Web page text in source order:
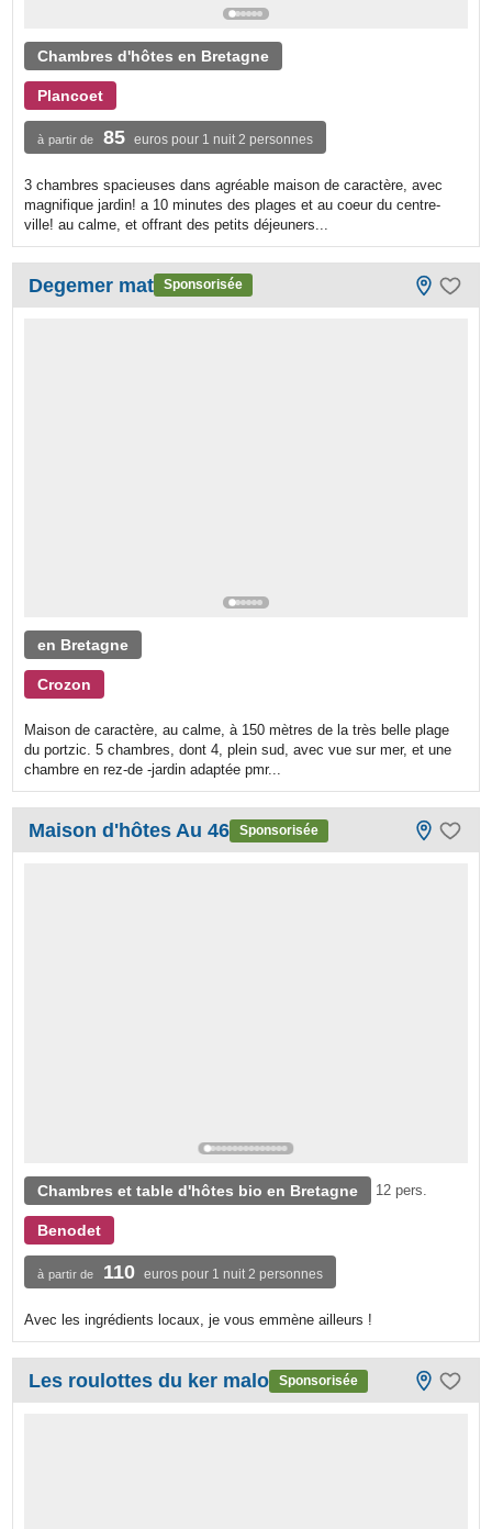
Chambres d'hôtes en Bretagne
Plancoet
à partir de 85 euros pour 1 nuit 2 personnes
3 chambres spacieuses dans agréable maison de caractère, avec
magnifique jardin! a 10 minutes des plages et au coeur du centre-
ville! au calme, et offrant des petits déjeuners...
Degemer mat Sponsorisée
en Bretagne
Crozon
Maison de caractère, au calme, à 150 mètres de la très belle plage
du portzic. 5 chambres, dont 4, plein sud, avec vue sur mer, et une
chambre en rez-de -jardin adaptée pmr...
Maison d'hôtes Au 46 Sponsorisée
Chambres et table d'hôtes bio en Bretagne 12 pers.
Benodet
à partir de 110 euros pour 1 nuit 2 personnes
Avec les ingrédients locaux, je vous emmène ailleurs !
Les roulottes du ker malo Sponsorisée